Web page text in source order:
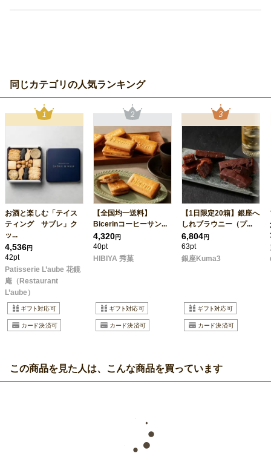
同じカテゴリの人気ランキング
お酒と楽しむ「テイス
ティング サブレ」ク
ッ...
4,536円
42pt
Patisserie L’aube 花鏡
庵（Restaurant
L’aube）
【全国均一送料】
Bicerinコーヒーサン...
4,320円
40pt
HIBIYA 秀菓
【1日限定20箱】銀座へ
しれブラウニー（プ...
6,804円
63pt
銀座Kuma3
この商品を見た人は、こんな商品を買っています